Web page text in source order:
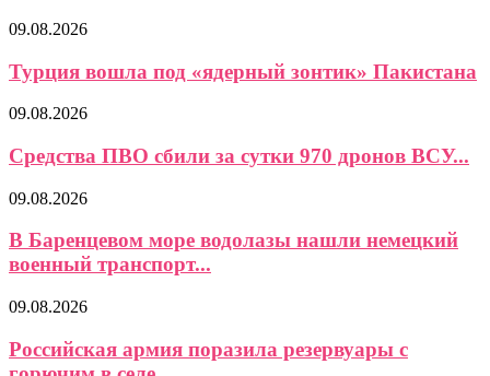
09.08.2026
Турция вошла под «ядерный зонтик» Пакистана
09.08.2026
Средства ПВО сбили за сутки 970 дронов ВСУ...
09.08.2026
В Баренцевом море водолазы нашли немецкий
военный транспорт...
09.08.2026
Российская армия поразила резервуары с